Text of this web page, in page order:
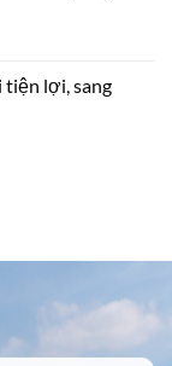
tiện lợi, sang